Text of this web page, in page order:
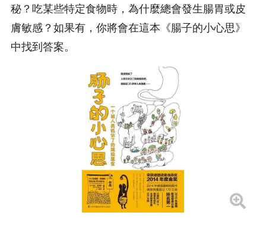
秘？吃某些特定食物時，為什麼總會發生腸胃或皮
膚敏感？如果有，你將會在這本《腸子的小心思》
中找到答案。